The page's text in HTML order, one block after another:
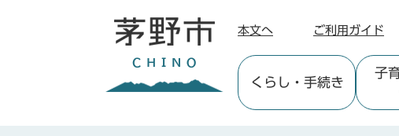
本文へ ご利用ガイド
くらし ・手続き
子